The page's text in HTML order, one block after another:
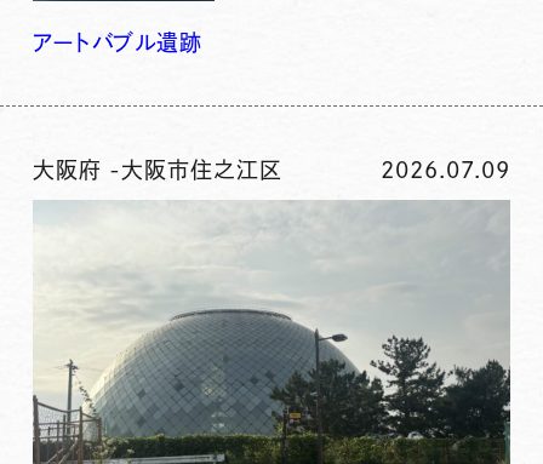
アートバブル遺跡
大阪府 -大阪市住之江区 2026.07.09